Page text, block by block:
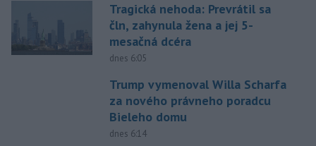
Tragická nehoda: Prevrátil sa
čln, zahynula žena a jej 5-
mesačná dcéra
dnes 6:05
Trump vymenoval Willa Scharfa
za nového právneho poradcu
Bieleho domu
dnes 6:14